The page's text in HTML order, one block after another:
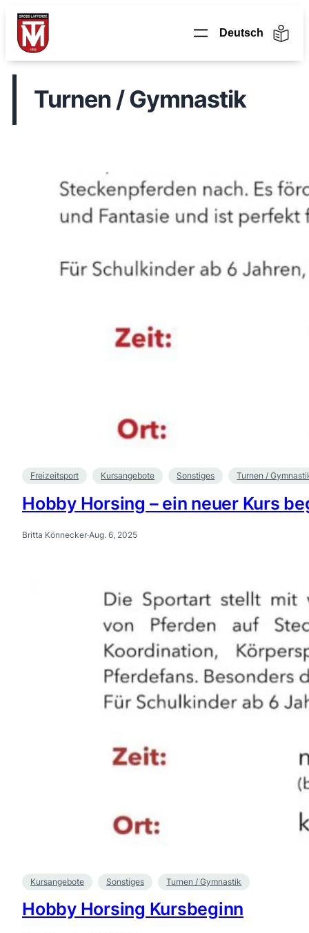
Zum
Inhalt
springen
Turnen / Gymnastik
Freizeitsport Kursangebote Sonstiges Turnen /
Hobby Horsing – ein neuer Kurs
Britta Könnecker·Aug. 6, 2025
Kursangebote Sonstiges Turnen / Gymnastik
Hobby Horsing Kursbeginn